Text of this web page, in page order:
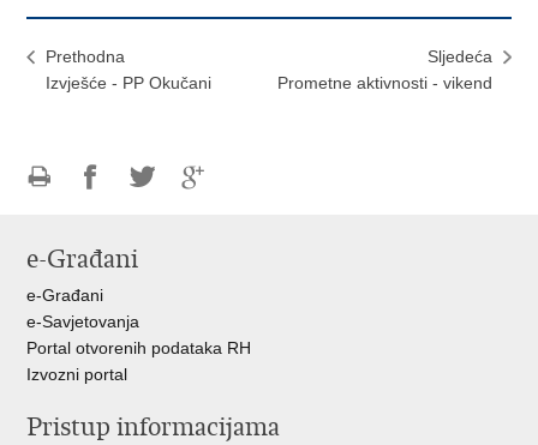
Prethodna
Izvješće - PP Okučani
Sljedeća
Prometne aktivnosti - vikend
FacebookuTwitteru
e-Građani
e-Građani
e-Savjetovanja
Portal otvorenih podataka RH
Izvozni portal
Pristup informacijama